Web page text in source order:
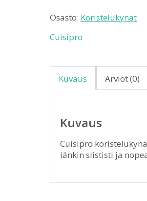
Osasto: Koristelukynät
Cuisipro
Kuvaus Arviot (0)
Kuvaus
Cuisipro
iänkin siististi ja